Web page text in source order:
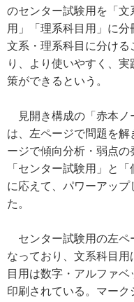
のセンター試験用を「文
用」「理系科目用」に分
文系・理系科目に分ける
り、より使いやすく、実
策ができるという。
見開き構成の「赤本ノ
は、左ページで問題を解
ージで傾向分析・弱点の
「センター試験用」と
に応えて、パワーアッ
た。
センター試験用の左ペ
なっており、文系科目
目用は数字・アルファ
印刷されている。マー